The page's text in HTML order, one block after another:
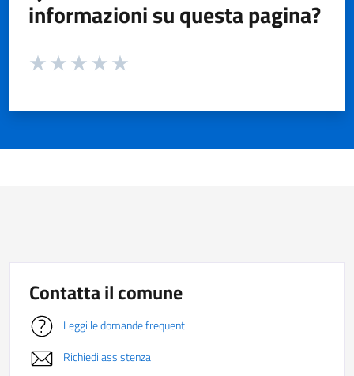
informazioni su questa pagina?
Valuta da 1 a 5 stelle la pagina
Contatta il comune
Leggi le domande frequenti
Richiedi assistenza